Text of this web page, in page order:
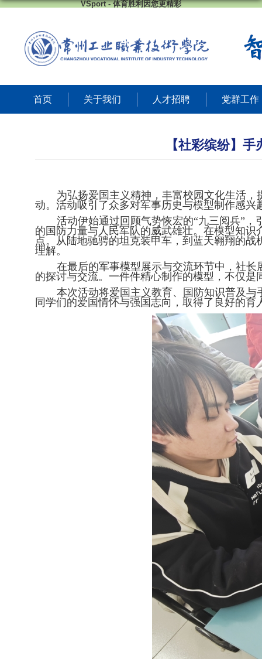
VSport - 体育胜利因您更精彩
首页 关于我们 人才招聘 党群工作
【社彩缤纷】
为弘扬爱国主义精神，丰富校园文化生活
动。活动吸引了众多对军事历史与模型制作感
活动伊始通过回顾气势恢宏的“九三阅兵”，
的国防力量与人民军队的威武雄壮。在模型知
点。从陆地驰骋的坦克装甲车，到蓝天翱翔的
理解。
在最后的军事模型展示与交流环节中，社
的探讨与交流。一件件精心制作的模型，不仅
本次活动将爱国主义教育、国防知识普及
同学们的爱国情怀与强国志向，取得了良好的育